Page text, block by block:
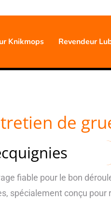
Knikmops Revendeur
de
fiable pour le bon
spécialement conçu